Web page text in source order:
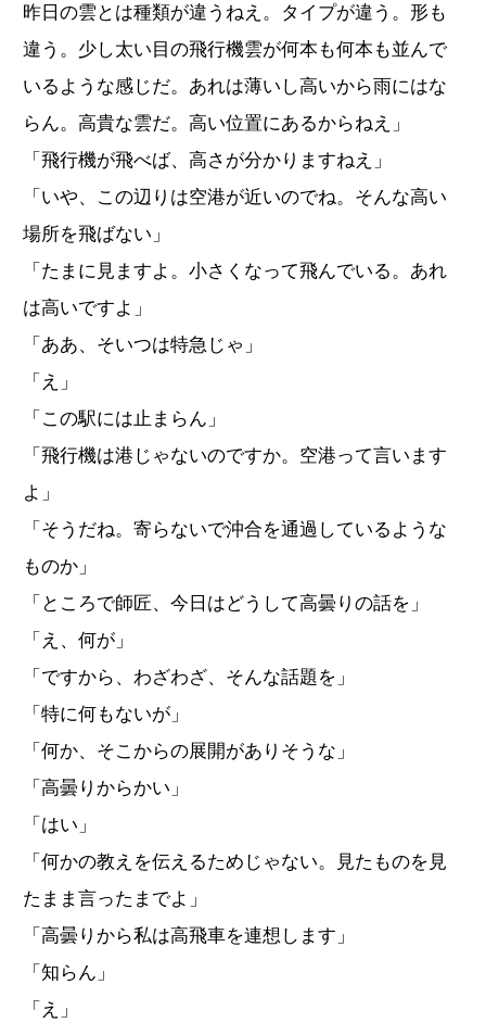
昨日の雲とは種類が違うねえ。タイプが違う。形も
違う。少し太い目の飛行機雲が何本も何本も並んで
いるような感じだ。あれは薄いし高いから雨にはな
らん。高貴な雲だ。高い位置にあるからねえ」
「飛行機が飛べば、高さが分かりますねえ」
「いや、この辺りは空港が近いのでね。そんな高い
場所を飛ばない」
「たまに見ますよ。小さくなって飛んでいる。あれ
は高いですよ」
「ああ、そいつは特急じゃ」
「え」
「この駅には止まらん」
「飛行機は港じゃないのですか。空港って言います
よ」
「そうだね。寄らないで沖合を通過しているような
ものか」
「ところで師匠、今日はどうして高曇りの話を」
「え、何が」
「ですから、わざわざ、そんな話題を」
「特に何もないが」
「何か、そこからの展開がありそうな」
「高曇りからかい」
「はい」
「何かの教えを伝えるためじゃない。見たものを見
たまま言ったまでよ」
「高曇りから私は高飛車を連想します」
「知らん」
「え」